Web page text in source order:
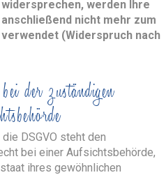
werden Ihre
nicht mehr zum
(Widerspruch nach
der zuständigen
DSGVO steht den
bei einer Aufsichtsbehörde,
ihres gewöhnlichen